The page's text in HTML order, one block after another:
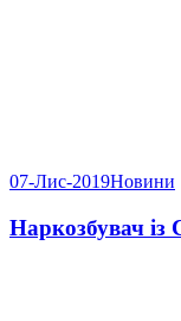
07-Лис-2019Новини
Наркозбувач із